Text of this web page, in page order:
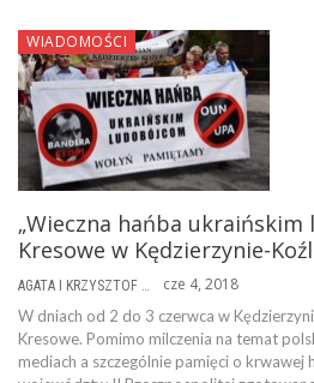
WIADOMOŚCI
„Wieczna hańba ukraińskim
Kresowe w Kędzierzynie-
cze 4, 2018
W dniach od 2 do 3 czerwca w
Kresowe. Pomimo milczenia na temat
mediach a szczególnie pamięci o krwawej